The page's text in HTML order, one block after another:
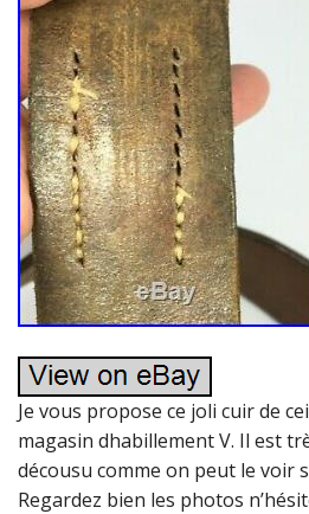
Je vous propose ce joli cuir de
magasin dhabillement V. Il est
décousu comme on peut le voir
Regardez bien les photos